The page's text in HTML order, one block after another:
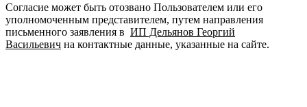
Согласие может быть отозвано Пользователем или его
уполномоченным представителем, путем направления
письменного заявления в ИП Дельянов Георгий
Васильевич на контактные данные, указанные на сайте.